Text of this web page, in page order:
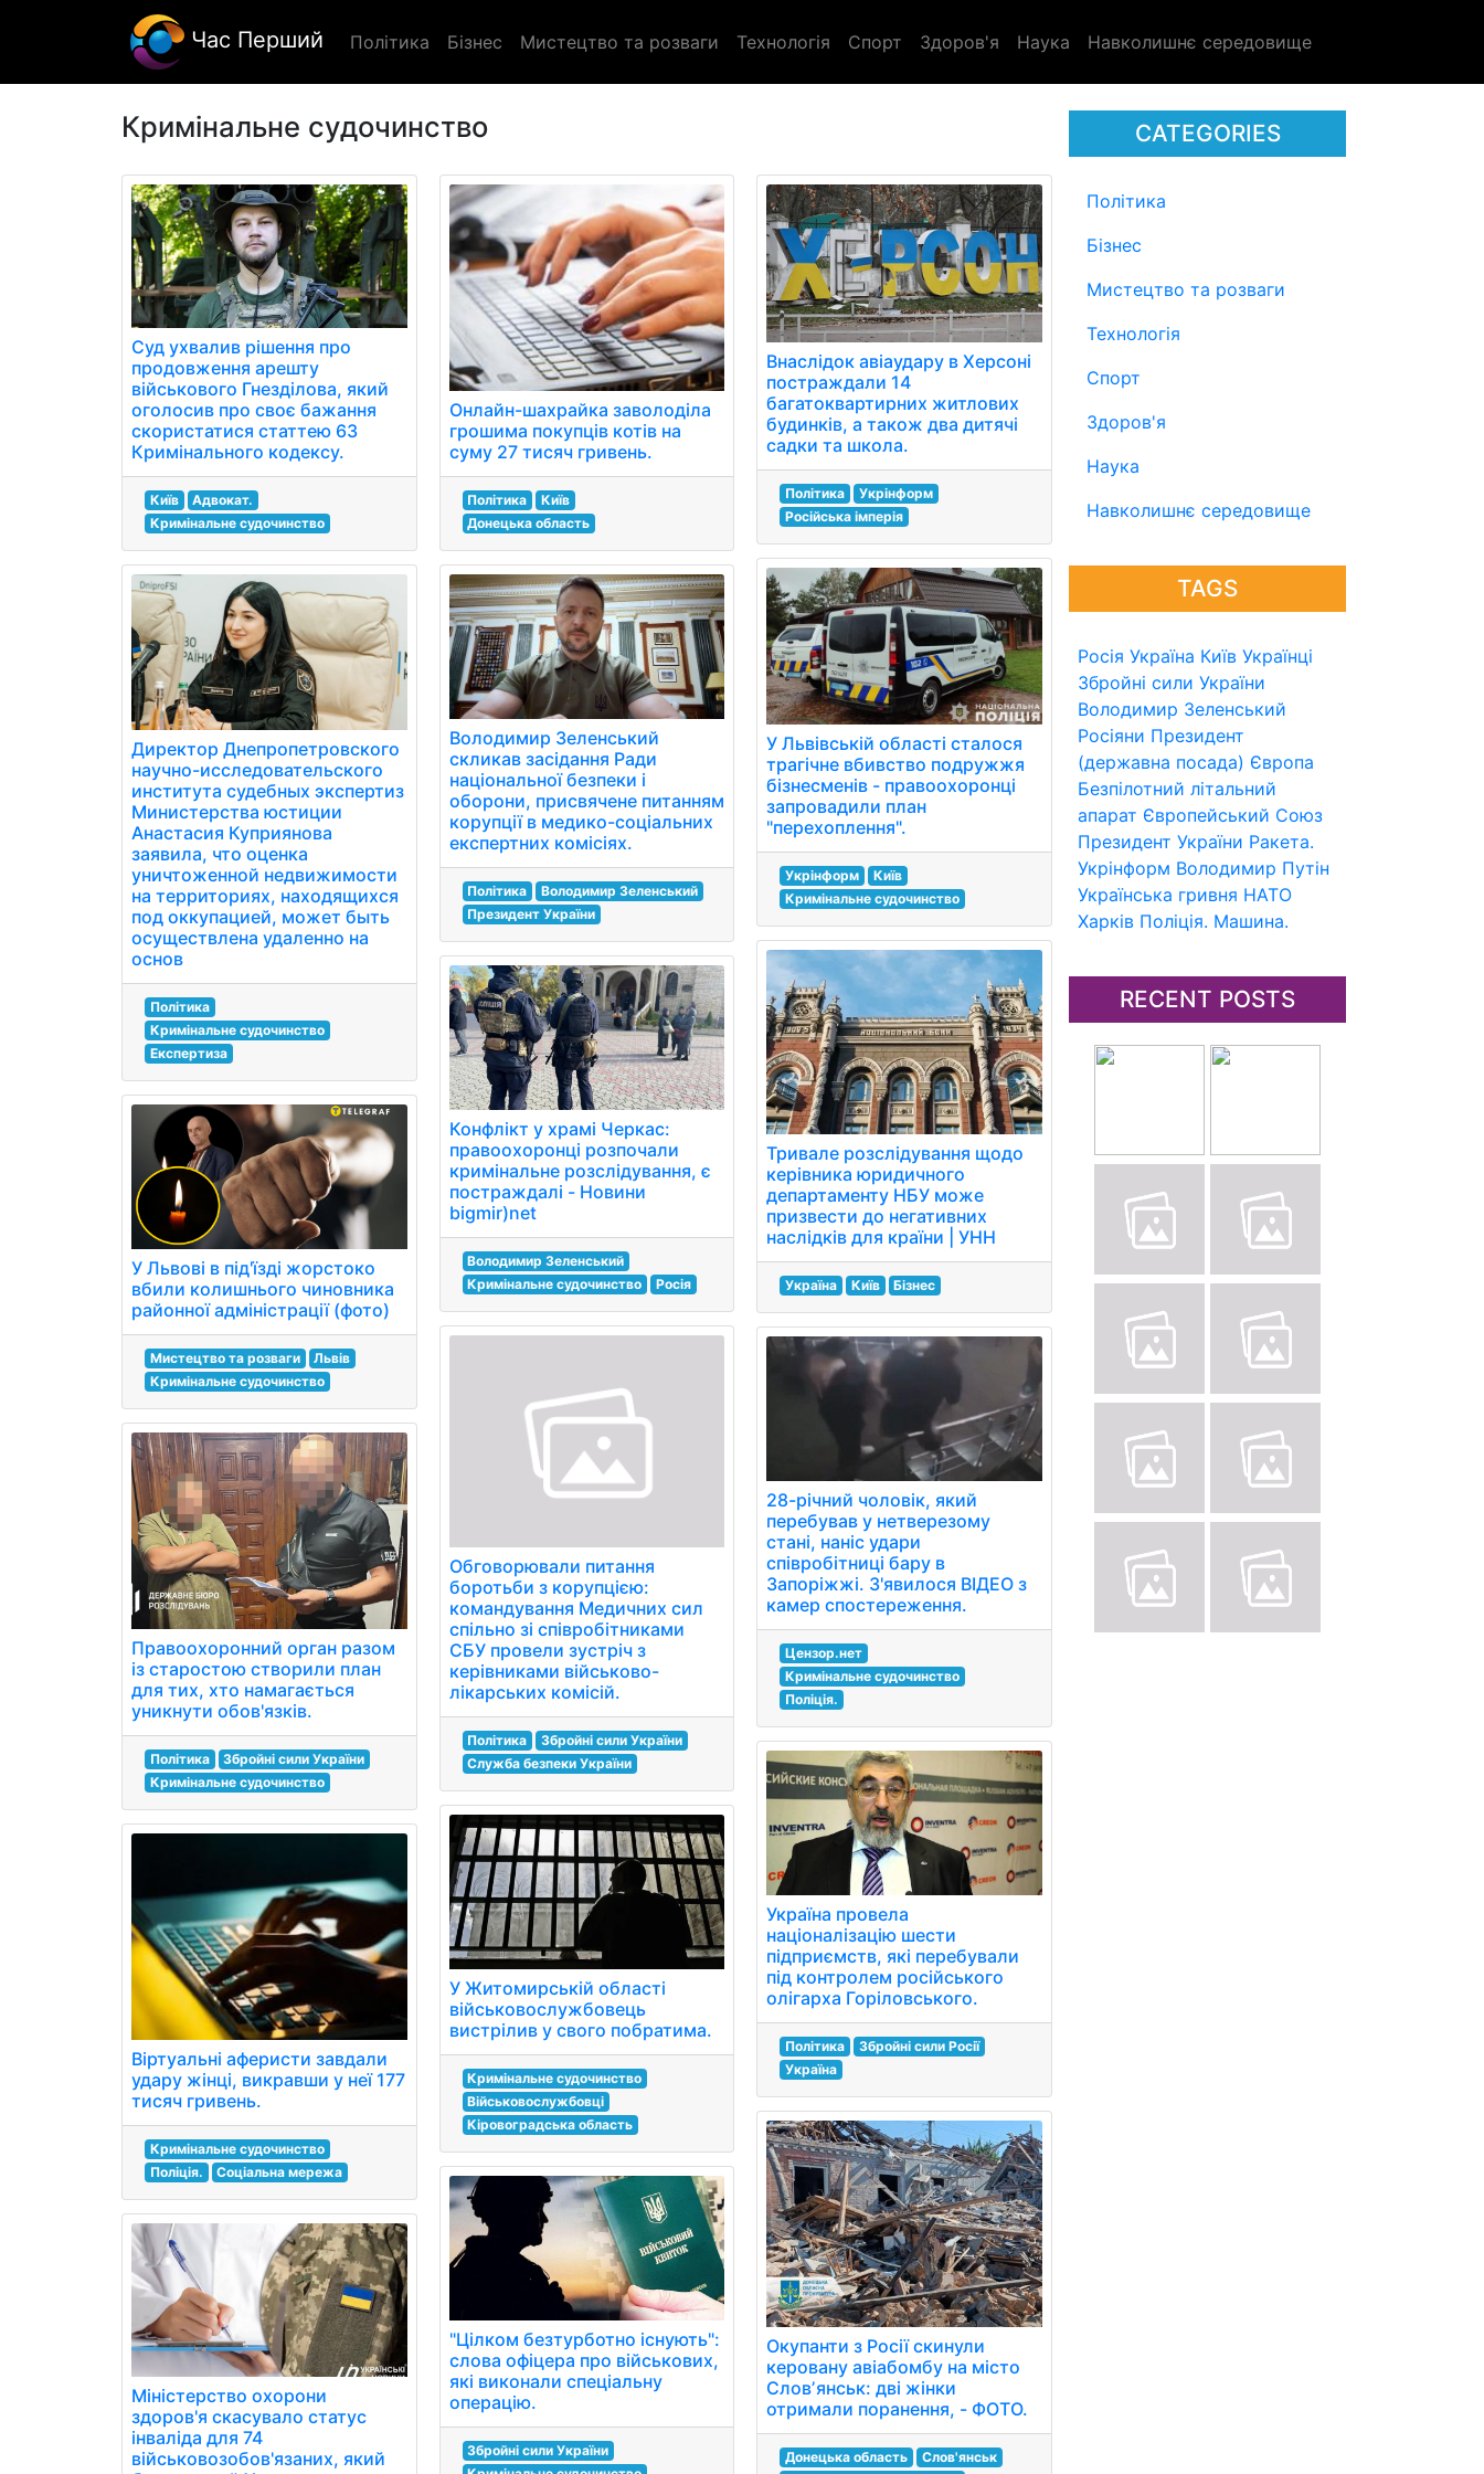
Час Перший Політика Бізнес Мистецтво та розваги Технологія Спорт Здоров'я Наука Навколишнє середовище
CATEGORIES
Політика
Бізнес
Мистецтво та розваги
Технологія
Спорт
Здоров'я
Наука
Навколишнє середовище
TAGS
Росія Україна Київ Українці
Збройні сили України
Володимир Зеленський
Росіяни Президент
(державна посада) Європа
Безпілотний літальний
апарат Європейський Союз
Президент України Ракета.
Укрінформ Володимир Путін
Українська гривня НАТО
Харків Поліція. Машина.
RECENT POSTS
Кримінальне судочинство
Суд ухвалив рішення про
продовження арешту
військового Гнезділова, який
оголосив про своє бажання
скористатися статтею 63
Кримінального кодексу.
Київ
Адвокат.
Кримінальне судочинство
Директор Днепропетровского
научно-исследовательского
института судебных экспертиз
Министерства юстиции
Анастасия Куприянова
заявила, что оценка
уничтоженной недвижимости
на территориях, находящихся
под оккупацией, может быть
осуществлена удаленно на
основ
Політика
Кримінальне судочинство
Експертиза
У Львові в під'їзді жорстоко
вбили колишнього чиновника
районної адміністрації (фото)
Мистецтво та розваги
Львів
Кримінальне судочинство
Правоохоронний орган разом
із старостою створили план
для тих, хто намагається
уникнути обов'язків.
Політика
Збройні сили України
Кримінальне судочинство
Віртуальні аферисти завдали
удару жінці, викравши у неї 177
тисяч гривень.
Кримінальне судочинство
Поліція.
Соціальна мережа
Міністерство охорони
здоров'я скасувало статус
інваліда для 74
військовозобов'язаних, який
Онлайн-шахрайка заволоділа
грошима покупців котів на
суму 27 тисяч гривень.
Політика
Київ
Донецька область
Володимир Зеленський
скликав засідання Ради
національної безпеки і
оборони, присвячене питанням
корупції в медико-соціальних
експертних комісіях.
Політика
Володимир Зеленський
Президент України
Конфлікт у храмі Черкас:
правоохоронці розпочали
кримінальне розслідування, є
постраждалі - Новини
bigmir)net
Володимир Зеленський
Кримінальне судочинство
Росія
Обговорювали питання
боротьби з корупцією:
командування Медичних сил
спільно зі співробітниками
СБУ провели зустріч з
керівниками військово-
лікарських комісій.
Політика
Збройні сили України
Служба безпеки України
У Житомирській області
військовослужбовець
вистрілив у свого побратима.
Кримінальне судочинство
Військовослужбовці
Кіровоградська область
"Цілком безтурботно існують":
слова офіцера про військових,
які виконали спеціальну
операцію.
Збройні сили України
Внаслідок авіаудару в Херсоні
постраждали 14
багатоквартирних житлових
будинків, а також два дитячі
садки та школа.
Політика
Укрінформ
Російська імперія
У Львівській області сталося
трагічне вбивство подружжя
бізнесменів - правоохоронці
запровадили план
"перехоплення".
Укрінформ
Київ
Кримінальне судочинство
Тривале розслідування щодо
керівника юридичного
департаменту НБУ може
призвести до негативних
наслідків для країни | УНН
Україна Київ Бізнес
28-річний чоловік, який
перебував у нетверезому
стані, наніс удари
співробітниці бару в
Запоріжжі. З'явилося ВІДЕО з
камер спостереження.
Цензор.нет
Кримінальне судочинство
Поліція.
Україна провела
націоналізацію шести
підприємств, які перебували
під контролем російського
олігарха Горіловського.
Політика
Збройні сили Росії
Україна
Окупанти з Росії скинули
керовану авіабомбу на місто
Словʼянськ: дві жінки
отримали поранення, - ФОТО.
Донецька область
Слов'янськ